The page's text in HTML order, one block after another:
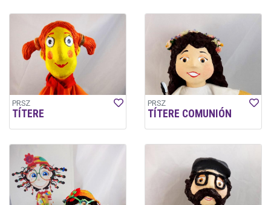
PRSZ
TÍTERE
PRSZ
TÍTERE COMUNIÓN